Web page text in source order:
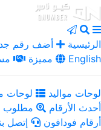
الرئيسية أضف رقم
مميزة
English
لوحات مواليد لوحات
أحدث الأرقام
مطلوب
أرقام فودافون
إتصل